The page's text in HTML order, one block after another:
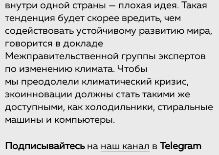
внутри одной страны — плохая идея. Такая
тенденция будет скорее вредить, чем
содействовать устойчивому развитию мира,
говорится в докладе
Межправительственной группы экспертов
по изменению климата. Чтобы
мы преодолели климатический кризис,
экоинновации должны стать такими же
доступными, как холодильники, стиральные
машины и компьютеры.
Подписывайтесьна наш канал в Telegram